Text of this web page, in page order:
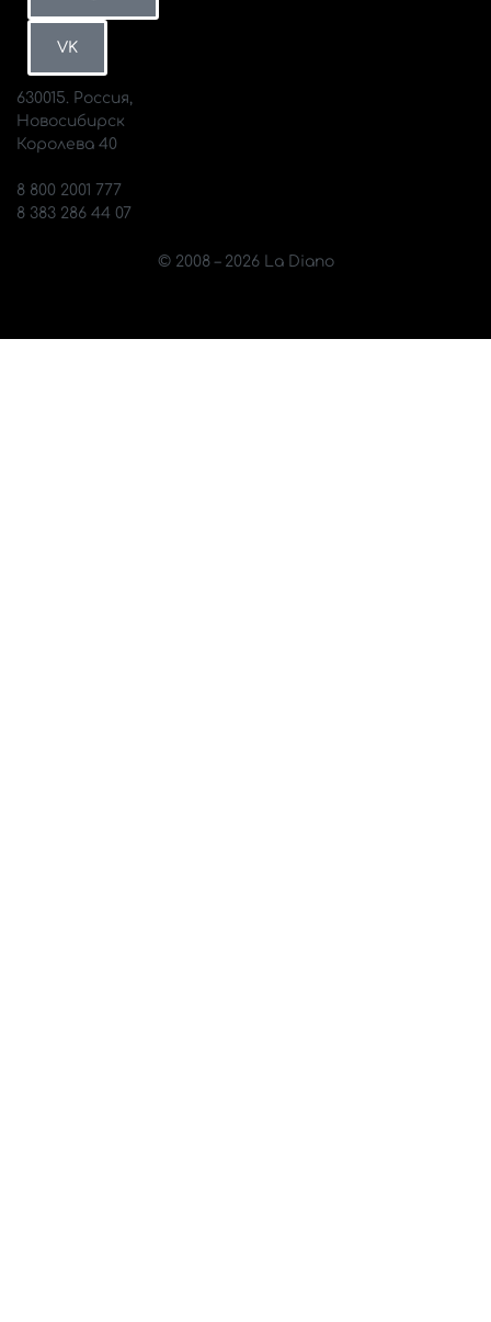
VK
630015. Россия,
Новосибирск
Королева 40
8 800 2001 777
8 383 286 44 07
© 2008 – 2026 La Diano